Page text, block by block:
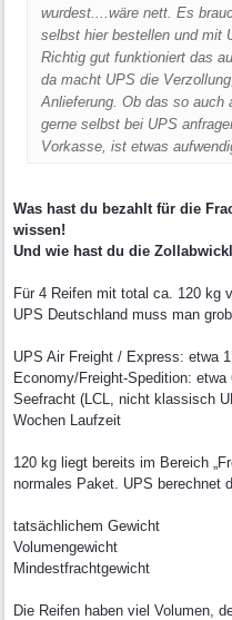
wurdest....wäre nett. Es
selbst hier bestellen und mit
Richtig gut funktioniert das
da macht UPS die
Anlieferung. Ob das so auch
gerne selbst bei UPS
Vorkasse, ist etwas
Was hast du bezahlt für die
wissen!
Und wie hast du die
Für 4 Reifen mit total ca. 120 kg
UPS Deutschland muss man
UPS Air Freight / Express: etwa
Economy/Freight-Spedition: etwa
Seefracht (LCL, nicht klassisch
Wochen Laufzeit
120 kg liegt bereits im Bereich
normales Paket. UPS berechnet
tatsächlichem Gewicht
Volumengewicht
Mindestfrachtgewicht
Die Reifen haben viel Volumen,